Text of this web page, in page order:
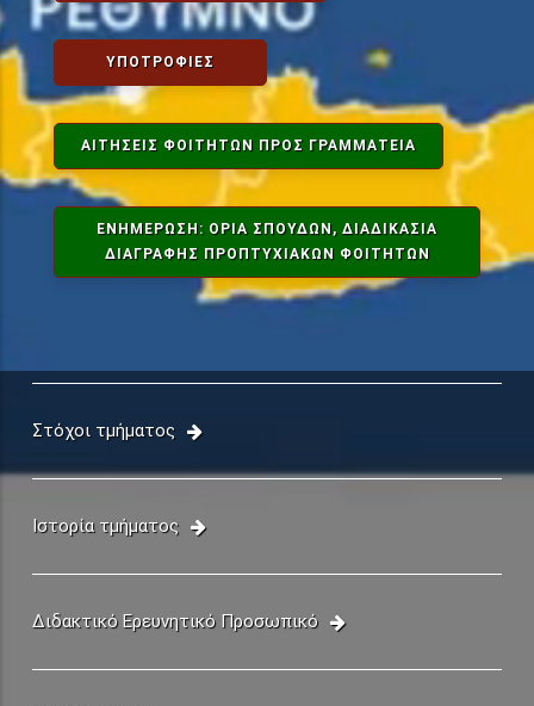
ΥΠΟΤΡΟΦΊΕΣ
ΑΙΤΉΣΕΙΣ ΦΟΙΤΗΤΏΝ ΠΡΟΣ ΓΡΑΜΜΑΤΕΊΑ
ΕΝΗΜΕΡΩΣΗ: ΟΡΙΑ ΣΠΟΥΔΩΝ, ΔΙΑΔΙΚΑΣΊΑ
ΔΙΑΓΡΑΦΗΣ ΠΡΟΠΤΥΧΙΑΚΏΝ ΦΟΙΤΗΤΏΝ
Στόχοι τμήματος
Ιστορία τμήματος
Διδακτικό Ερευνητικό Προσωπικό